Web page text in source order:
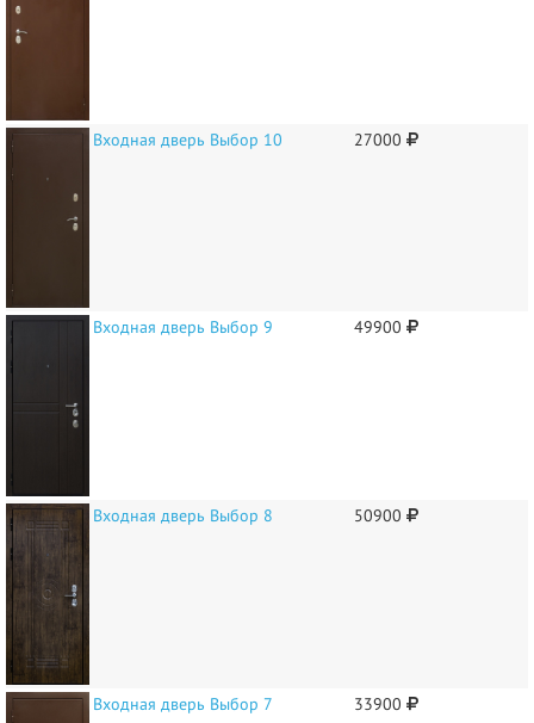
Входная дверь Выбор 10 27000
Входная дверь Выбор 9 49900
Входная дверь Выбор 8 50900
Входная дверь Выбор 7 33900